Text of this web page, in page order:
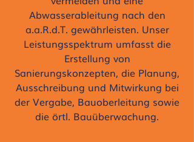
Abwasserableitung nach den
a.a.R.d.T. gewährleisten. Unser
Leistungsspektrum umfasst die
Erstellung von
Sanierungskonzepten, die Planung,
Ausschreibung und Mitwirkung bei
der Vergabe, Bauoberleitung sowie
die örtl. Bauüberwachung.